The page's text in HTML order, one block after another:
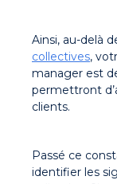
Ainsi, au-delà
collectives,
manager est
permettront
clients.
Passé ce
identifier les